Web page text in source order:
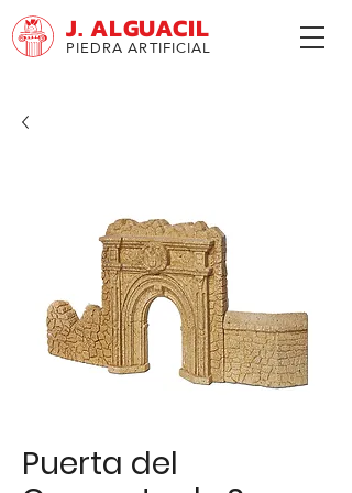
PIEDRA ARTIFICIAL
J. ALGUACIL
Puerta del